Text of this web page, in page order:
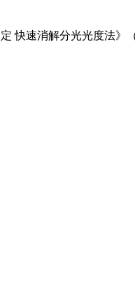
快速消解分光光度法》